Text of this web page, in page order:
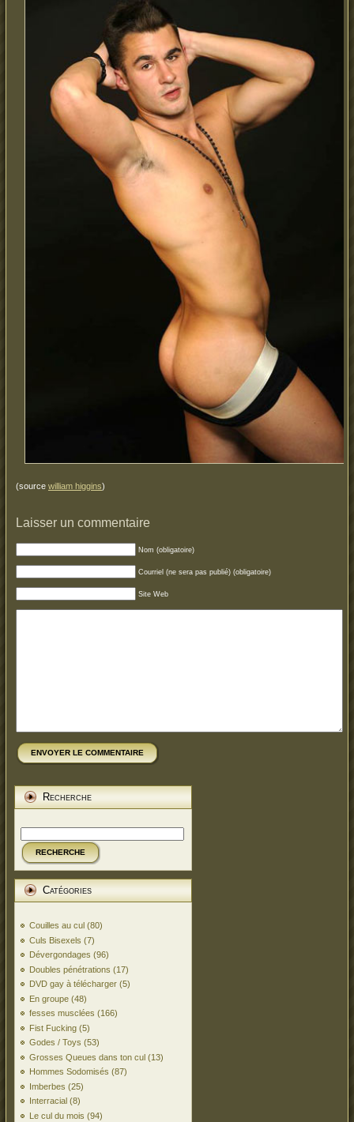
(source william higgins)
Laisser un commentaire
Nom (obligatoire)
Courriel (ne sera pas publié) (obligatoire)
Site Web
ENVOYER LE COMMENTAIRE
Recherche
RECHERCHE
Catégories
Couilles au cul (80)
Culs Bisexels (7)
Dévergondages (96)
Doubles pénétrations (17)
DVD gay à télécharger (5)
En groupe (48)
fesses musclées (166)
Fist Fucking (5)
Godes / Toys (53)
Grosses Queues dans ton cul (13)
Hommes Sodomisés (87)
Imberbes (25)
Interracial (8)
Le cul du mois (94)